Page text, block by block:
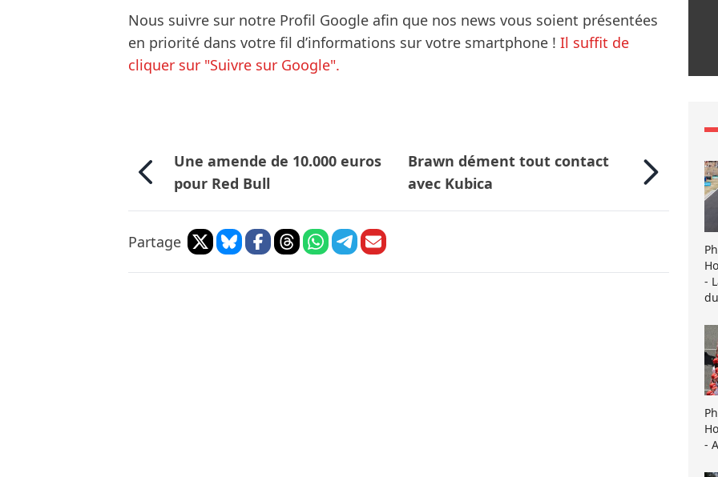
Nous suivre sur notre Profil Google afin que nos news vous soient présentées
en priorité dans votre fil d’informations sur votre smartphone ! Il suffit de
cliquer sur "Suivre sur Google".
Une amende de 10.000 euros
pour Red Bull
Brawn dément tout contact
avec Kubica
Partage
-
-